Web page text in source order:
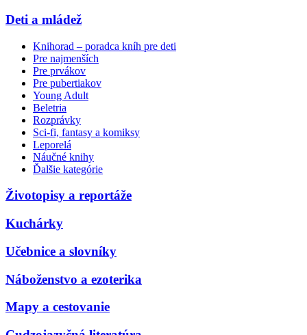
Deti a mládež
Knihorad – poradca kníh pre deti
Pre najmenších
Pre prvákov
Pre pubertiakov
Young Adult
Beletria
Rozprávky
Sci-fi, fantasy a komiksy
Leporelá
Náučné knihy
Ďalšie kategórie
Životopisy a reportáže
Kuchárky
Učebnice a slovníky
Náboženstvo a ezoterika
Mapy a cestovanie